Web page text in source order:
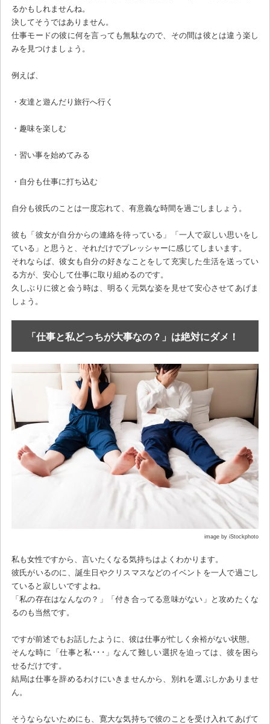
るかもしれませんね。
決してそうではありません。
仕事モードの彼に何を言っても無駄なので、その間は彼とは違う楽し
みを見つけましょう。
例えば、
・友達と遊んだり旅行へ行く
・趣味を楽しむ
・習い事を始めてみる
・自分も仕事に打ち込む
自分も彼氏のことは一度忘れて、有意義な時間を過ごしましょう。
彼も「彼女が自分からの連絡を待っている」「一人で寂しい思いをし
ている」と思うと、それだけでプレッシャーに感じてしまいます。
それならば、彼女も自分の好きなことをして充実した生活を送ってい
る方が、安心して仕事に取り組めるのです。
久しぶりに彼と会う時は、明るく元気な姿を見せて安心させてあげま
しょう。
「仕事と私どっちが大事なの？」は絶対にダメ！
image by iStockphoto
私も女性ですから、言いたくなる気持ちはよくわかります。
彼氏がいるのに、誕生日やクリスマスなどのイベントを一人で過ごし
ていると寂しいですよね。
「私の存在はなんなの？」「付き合ってる意味がない」と攻めたくな
るのも当然です。
ですが前述でもお話したように、彼は仕事が忙しく余裕がない状態。
そんな時に「仕事と私･･･」なんて難しい選択を迫っては、彼を困ら
せるだけです。
結局は仕事を辞めるわけにいきませんから、別れを選ぶしかありませ
ん。
そうならないためにも、寛大な気持ちで彼のことを受け入れてあげて